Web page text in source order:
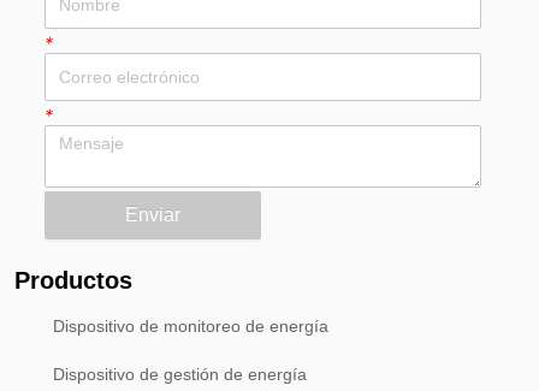
*
*
Enviar
Productos
Dispositivo de monitoreo de energía
Dispositivo de gestión de energía